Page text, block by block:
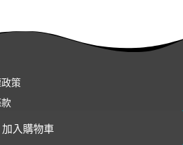
加入購物車
策
題